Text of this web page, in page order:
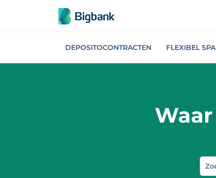
Spring naar onderwerp
DEPOSITOCONTRACTEN FLEXIBEL